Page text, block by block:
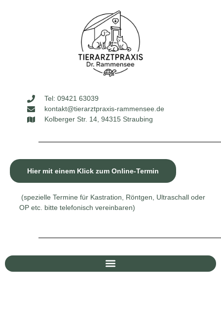
Tel: 09421 63039
kontakt@tierarztpraxis-rammensee.de
Kolberger Str. 14, 94315 Straubing
Hier mit einem Klick zum Online-Termin
(spezielle Termine für Kastration, Röntgen, Ultraschall oder
OP etc. bitte telefonisch vereinbaren)